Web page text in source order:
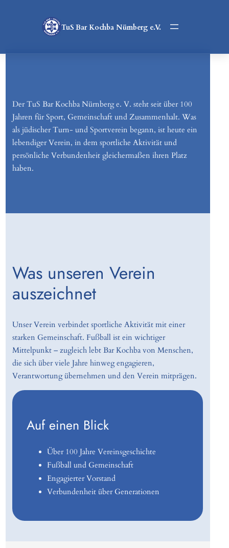
TuS Bar Kochba Nürnberg e.V.
Der TuS Bar Kochba Nürnberg e. V. steht seit über 100
Jahren für Sport, Gemeinschaft und Zusammenhalt. Was
als jüdischer Turn- und Sportverein begann, ist heute ein
lebendiger Verein, in dem sportliche Aktivität und
persönliche Verbundenheit gleichermaßen ihren Platz
haben.
Was unseren Verein
auszeichnet
Unser Verein verbindet sportliche Aktivität mit einer
starken Gemeinschaft. Fußball ist ein wichtiger
Mittelpunkt – zugleich lebt Bar Kochba von Menschen,
die sich über viele Jahre hinweg engagieren,
Verantwortung übernehmen und den Verein mitprägen.
Auf einen Blick
Über 100 Jahre Vereinsgeschichte
Fußball und Gemeinschaft
Engagierter Vorstand
Verbundenheit über Generationen